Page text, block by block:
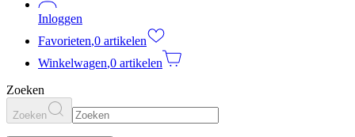
Inloggen
Favorieten,0 artikelen
Winkelwagen,0 artikelen
Zoeken
Zoeken